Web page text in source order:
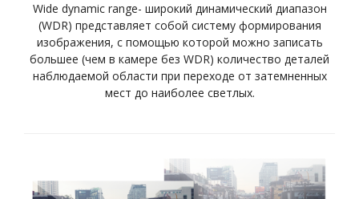
Wide dynamic range- широкий динамический диапазон
(WDR) представляет собой систему формирования
изображения, с помощью которой можно записать
большее (чем в камере без WDR) количество деталей
наблюдаемой области при переходе от затемненных
мест до наиболее светлых.